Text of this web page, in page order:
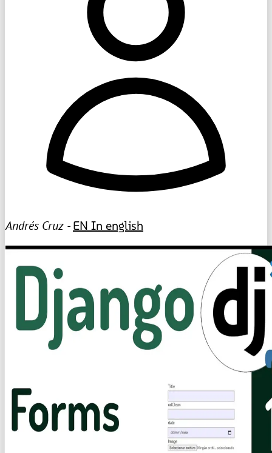
Andrés Cruz -EN In english